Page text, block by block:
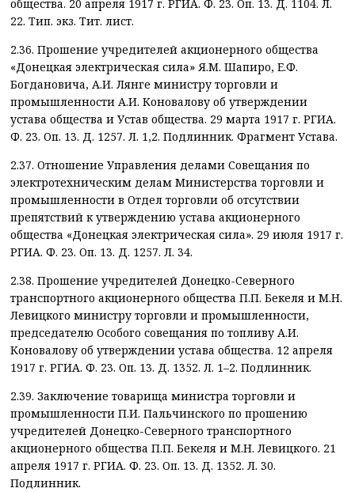
общества. 20 апреля 1917 г. РГИА. Ф. 23. Оп. 13. Д. 1104. Л.
22. Тип. экз. Тит. лист.
2.36. Прошение учредителей акционерного общества
«Донецкая электрическая сила» Я.М. Шапиро, Е.Ф.
Богдановича, А.И. Лянге министру торговли и
промышленности А.И. Коновалову об утверждении
устава общества и Устав общества. 29 марта 1917 г. РГИА.
Ф. 23. Оп. 13. Д. 1257. Л. 1,2. Подлинник. Фрагмент Устава.
2.37. Отношение Управления делами Совещания по
электротехническим делам Министерства торговли и
промышленности в Отдел торговли об отсутствии
препятствий к утверждению устава акционерного
общества «Донецкая электрическая сила». 29 июля 1917 г.
РГИА. Ф. 23. Оп. 13. Д. 1257. Л. 34.
2.38. Прошение учредителей Донецко-Северного
транспортного акционерного общества П.П. Бекеля и М.Н.
Левицкого министру торговли и промышленности,
председателю Особого совещания по топливу А.И.
Коновалову об утверждении устава общества. 12 апреля
1917 г. РГИА. Ф. 23. Оп. 13. Д. 1352. Л. 1–2. Подлинник.
2.39. Заключение товарища министра торговли и
промышленности П.И. Пальчинского по прошению
учредителей Донецко-Северного транспортного
акционерного общества П.П. Бекеля и М.Н. Левицкого. 21
апреля 1917 г. РГИА. Ф. 23. Оп. 13. Д. 1352. Л. 30.
Подлинник.